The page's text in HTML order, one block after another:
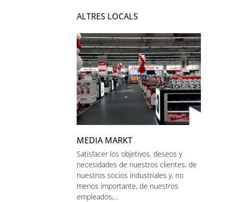
ALTRES LOCALS
MEDIA MARKT
Satisfacer los objetivos, deseos y
necesidades de nuestros clientes, de
nuestros socios industriales y, no
menos importante, de nuestros
empleados,...